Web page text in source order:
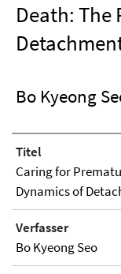
Death:
Bo Kyeong
Titel
Caring for
Dynamics of
Verfasser
Bo Kyeong Seo